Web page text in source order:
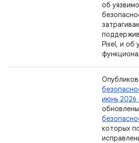
об
Pixel, и об
июнь 2026
обновлены
которых